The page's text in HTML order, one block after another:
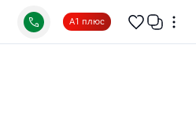
А1 плюс